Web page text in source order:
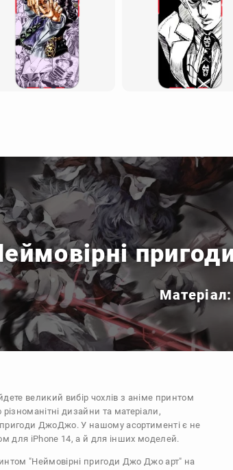
великий вибір чохлів з аніме принтом
дизайни та матеріали,
пригоди ДжоДжо. У нашому асортименті є не
для iPhone 14, а й для інших моделей.
"Неймовірні пригоди Джо Джо арт" на